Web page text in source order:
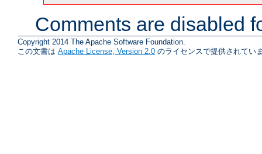
Comments are disabled
Copyright 2014 The Apache Software Foundation.
この文書は Apache License, Version 2.0 のライセンスで提供されてい